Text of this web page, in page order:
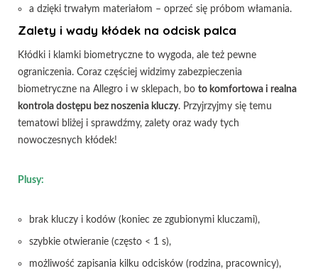
a dzięki trwałym materiałom – oprzeć się próbom włamania.
Zalety i wady kłódek na odcisk palca
Kłódki i klamki biometryczne to wygoda, ale też pewne
ograniczenia. Coraz częściej widzimy zabezpieczenia
biometryczne na Allegro i w sklepach, bo to komfortowa i realna
kontrola dostępu bez noszenia kluczy. Przyjrzyjmy się temu
tematowi bliżej i sprawdźmy, zalety oraz wady tych
nowoczesnych kłódek!
Plusy:
brak kluczy i kodów (koniec ze zgubionymi kluczami),
szybkie otwieranie (często < 1 s),
możliwość zapisania kilku odcisków (rodzina, pracownicy),